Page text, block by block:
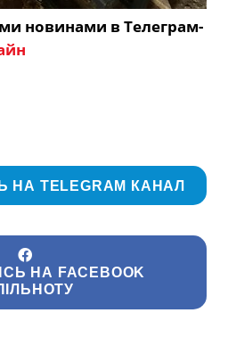
новинами в Телеграм-
НА TELEGRAM КАНАЛ
НА FACEBOOK